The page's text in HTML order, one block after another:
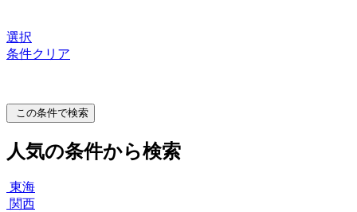
選択
条件クリア
この条件で検索
人気の条件から検索
東海
関西